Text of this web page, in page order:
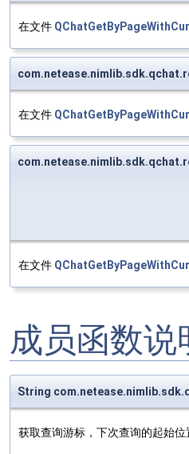
在文件
在文件
在文件
成员函数说
String
获取查询游标，下次查询的起始位